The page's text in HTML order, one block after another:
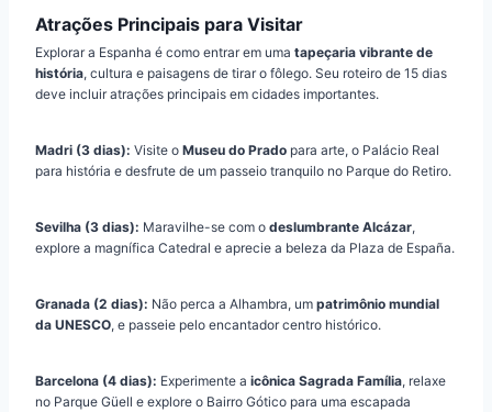
Atrações Principais para Visitar
Explorar a Espanha é como entrar em uma tapeçaria vibrante de
história, cultura e paisagens de tirar o fôlego. Seu roteiro de 15 dias
deve incluir atrações principais em cidades importantes.
Madri (3 dias): Visite o Museu do Prado para arte, o Palácio Real
para história e desfrute de um passeio tranquilo no Parque do Retiro.
Sevilha (3 dias): Maravilhe-se com o deslumbrante Alcázar,
explore a magnífica Catedral e aprecie a beleza da Plaza de España.
Granada (2 dias): Não perca a Alhambra, um patrimônio mundial
da UNESCO, e passeie pelo encantador centro histórico.
Barcelona (4 dias): Experimente a icônica Sagrada Família, relaxe
no Parque Güell e explore o Bairro Gótico para uma escapada